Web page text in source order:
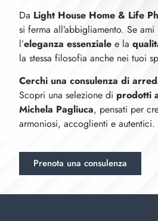
Da Light House Home & Life
si ferma all’abbigliamento. Se ami
l’eleganza essenziale e la
la stessa filosofia anche nei tuoi
Cerchi una consulenza di
Scopri una selezione di prodotti
Michela Pagliuca, pensati per
armoniosi, accoglienti e autentici.
Prenota una consulenza